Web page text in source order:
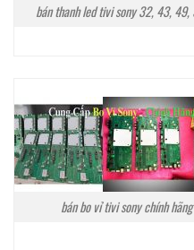
bán thanh led tivi sony 32, 43,
bán bo vỉ tivi sony chính